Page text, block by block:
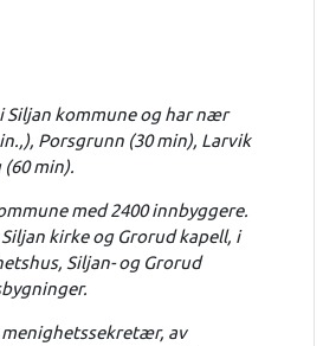
Siljan kommune og har nær
Porsgrunn (30 min), Larvik
min).
med 2400 innbyggere.
kirke og Grorud kapell, i
Siljan- og Grorud
av